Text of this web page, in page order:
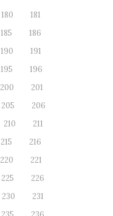
180
181
185
186
190
191
195
196
200
201
205
206
210
211
215
216
220
221
225
226
230
231